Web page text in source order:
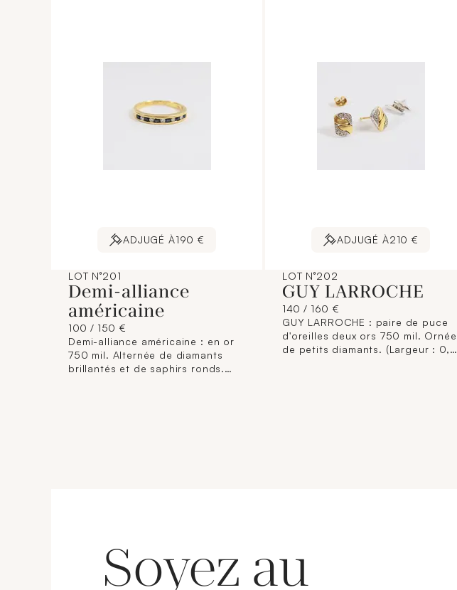
ADJUGÉ À190 €
LOT N°201
Demi-alliance
américaine
100 / 150 €
Demi-alliance américaine : en or
750 mil. Alternée de diamants
brillantés et de saphirs ronds.
ADJUGÉ À210 €
LOT N°202
GUY LARROCHE
140 / 160 €
GUY LARROCHE : paire de puce
d'oreilles deux ors 750 mil. Ornée
de petits diamants. (Largeur : 0,9
Soyez au